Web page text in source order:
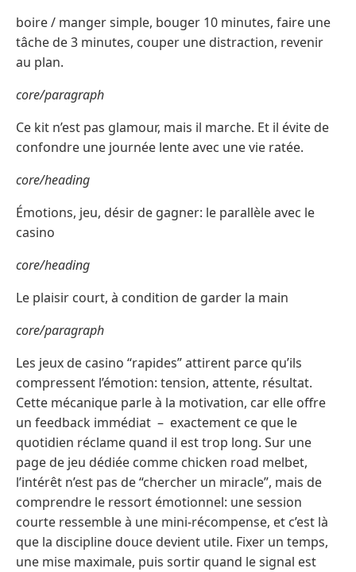
boire / manger simple, bouger 10 minutes, faire une
tâche de 3 minutes, couper une distraction, revenir
au plan.
core/paragraph
Ce kit n’est pas glamour, mais il marche. Et il évite de
confondre une journée lente avec une vie ratée.
core/heading
Émotions, jeu, désir de gagner: le parallèle avec le
casino
core/heading
Le plaisir court, à condition de garder la main
core/paragraph
Les jeux de casino “rapides” attirent parce qu’ils
compressent l’émotion: tension, attente, résultat.
Cette mécanique parle à la motivation, car elle offre
un feedback immédiat – exactement ce que le
quotidien réclame quand il est trop long. Sur une
page de jeu dédiée comme chicken road melbet,
l’intérêt n’est pas de “chercher un miracle”, mais de
comprendre le ressort émotionnel: une session
courte ressemble à une mini-récompense, et c’est là
que la discipline douce devient utile. Fixer un temps,
une mise maximale, puis sortir quand le signal est